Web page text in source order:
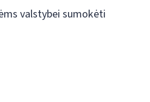
valstybei sumokėti